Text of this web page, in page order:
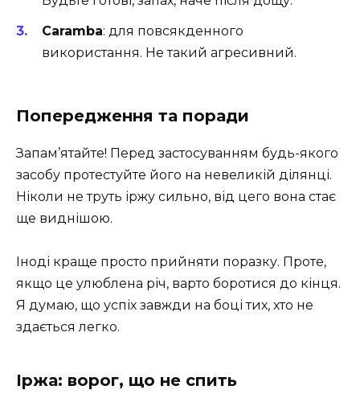
Caramba: для повсякденного
використання. Не такий агресивний.
Попередження та поради
Запам’ятайте! Перед застосуванням будь-якого
засобу протестуйте його на невеликій ділянці.
Ніколи не труть іржу сильно, від цего вона стає
ще виднішою.
Іноді краще просто прийняти поразку. Проте,
якщо це улюблена річ, варто боротися до кінця.
Я думаю, що успіх завжди на боці тих, хто не
здається легко.
Іржа: ворог, що не спить